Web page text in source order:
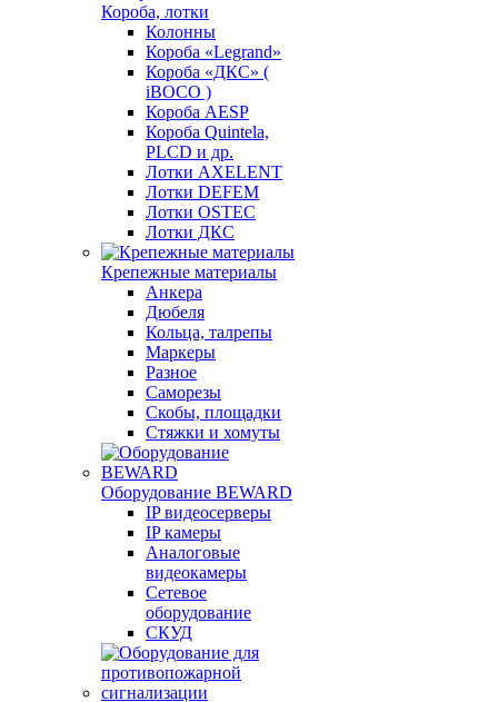
Короба, лотки
Колонны
Короба «Legrand»
Короба «ДКС» (
iBOCO )
Короба AESP
Короба Quintela,
PLCD и др.
Лотки AXELENT
Лотки DEFEM
Лотки OSTEC
Лотки ДКС
Крепежные материалы
Анкера
Дюбеля
Кольца, талрепы
Маркеры
Разное
Саморезы
Скобы, площадки
Стяжки и хомуты
Оборудование BEWARD
IP видеосерверы
IP камеры
Аналоговые
видеокамеры
Сетевое
оборудование
СКУД